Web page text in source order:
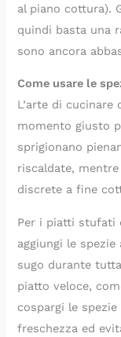
al piano cottura).
quindi basta una
sono ancora
Come usare le
L’arte di cucinare
momento giusto
sprigionano
riscaldate,
discrete a fine
Per i piatti stufati
aggiungi le
sugo durante
piatto veloce,
cospargi le
freschezza ed